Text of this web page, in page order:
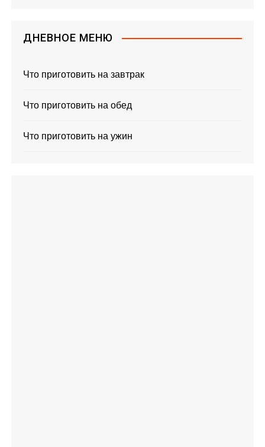
ДНЕВНОЕ МЕНЮ
Что приготовить на завтрак
Что приготовить на обед
Что приготовить на ужин